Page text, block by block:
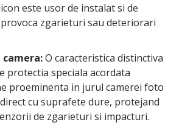
este usor de instalat si de
zgarieturi sau deteriorari
O caracteristica distinctiva
protectia speciala acordata
proeminenta in jurul camerei foto
cu suprafete dure, protejand
de zgarieturi si impacturi.